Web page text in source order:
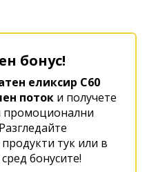
бонус!
еликсир C60
поток и получете
промоционални
тук или в
бонусите!